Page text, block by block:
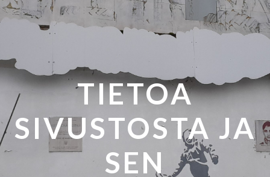
TIETOA
SIVUSTOSTA JA
SEN